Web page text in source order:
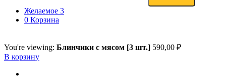
Желаемое 3
0 Корзина
You're viewing: Блинчики с мясом [3 шт.] 590,00 ₽
В корзину